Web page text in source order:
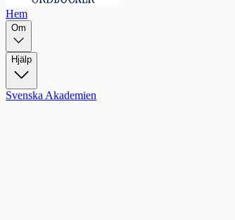
Hem
Om
Hjälp
Svenska Akademien